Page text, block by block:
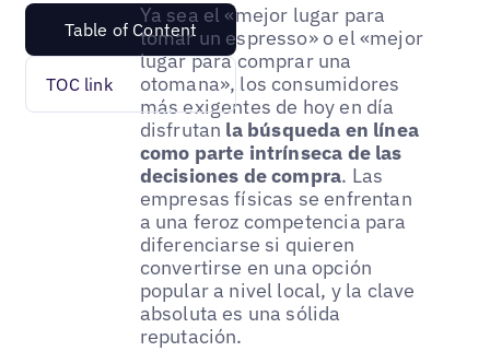
Table of Content
TOC link
Ya sea el «mejor lugar para
tomar un espresso» o el «mejor
lugar para comprar una
otomana», los consumidores
más exigentes de hoy en día
disfrutan la búsqueda en línea
como parte intrínseca de las
decisiones de compra. Las
empresas físicas se enfrentan
a una feroz competencia para
diferenciarse si quieren
convertirse en una opción
popular a nivel local, y la clave
absoluta es una sólida
reputación.